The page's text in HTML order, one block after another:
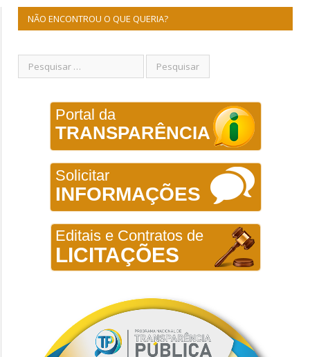
NÃO ENCONTROU O QUE QUERIA?
Portal da
TRANSPARÊNCIA
Solicitar
INFORMAÇÕES
Editais e Contratos de
LICITAÇÕES